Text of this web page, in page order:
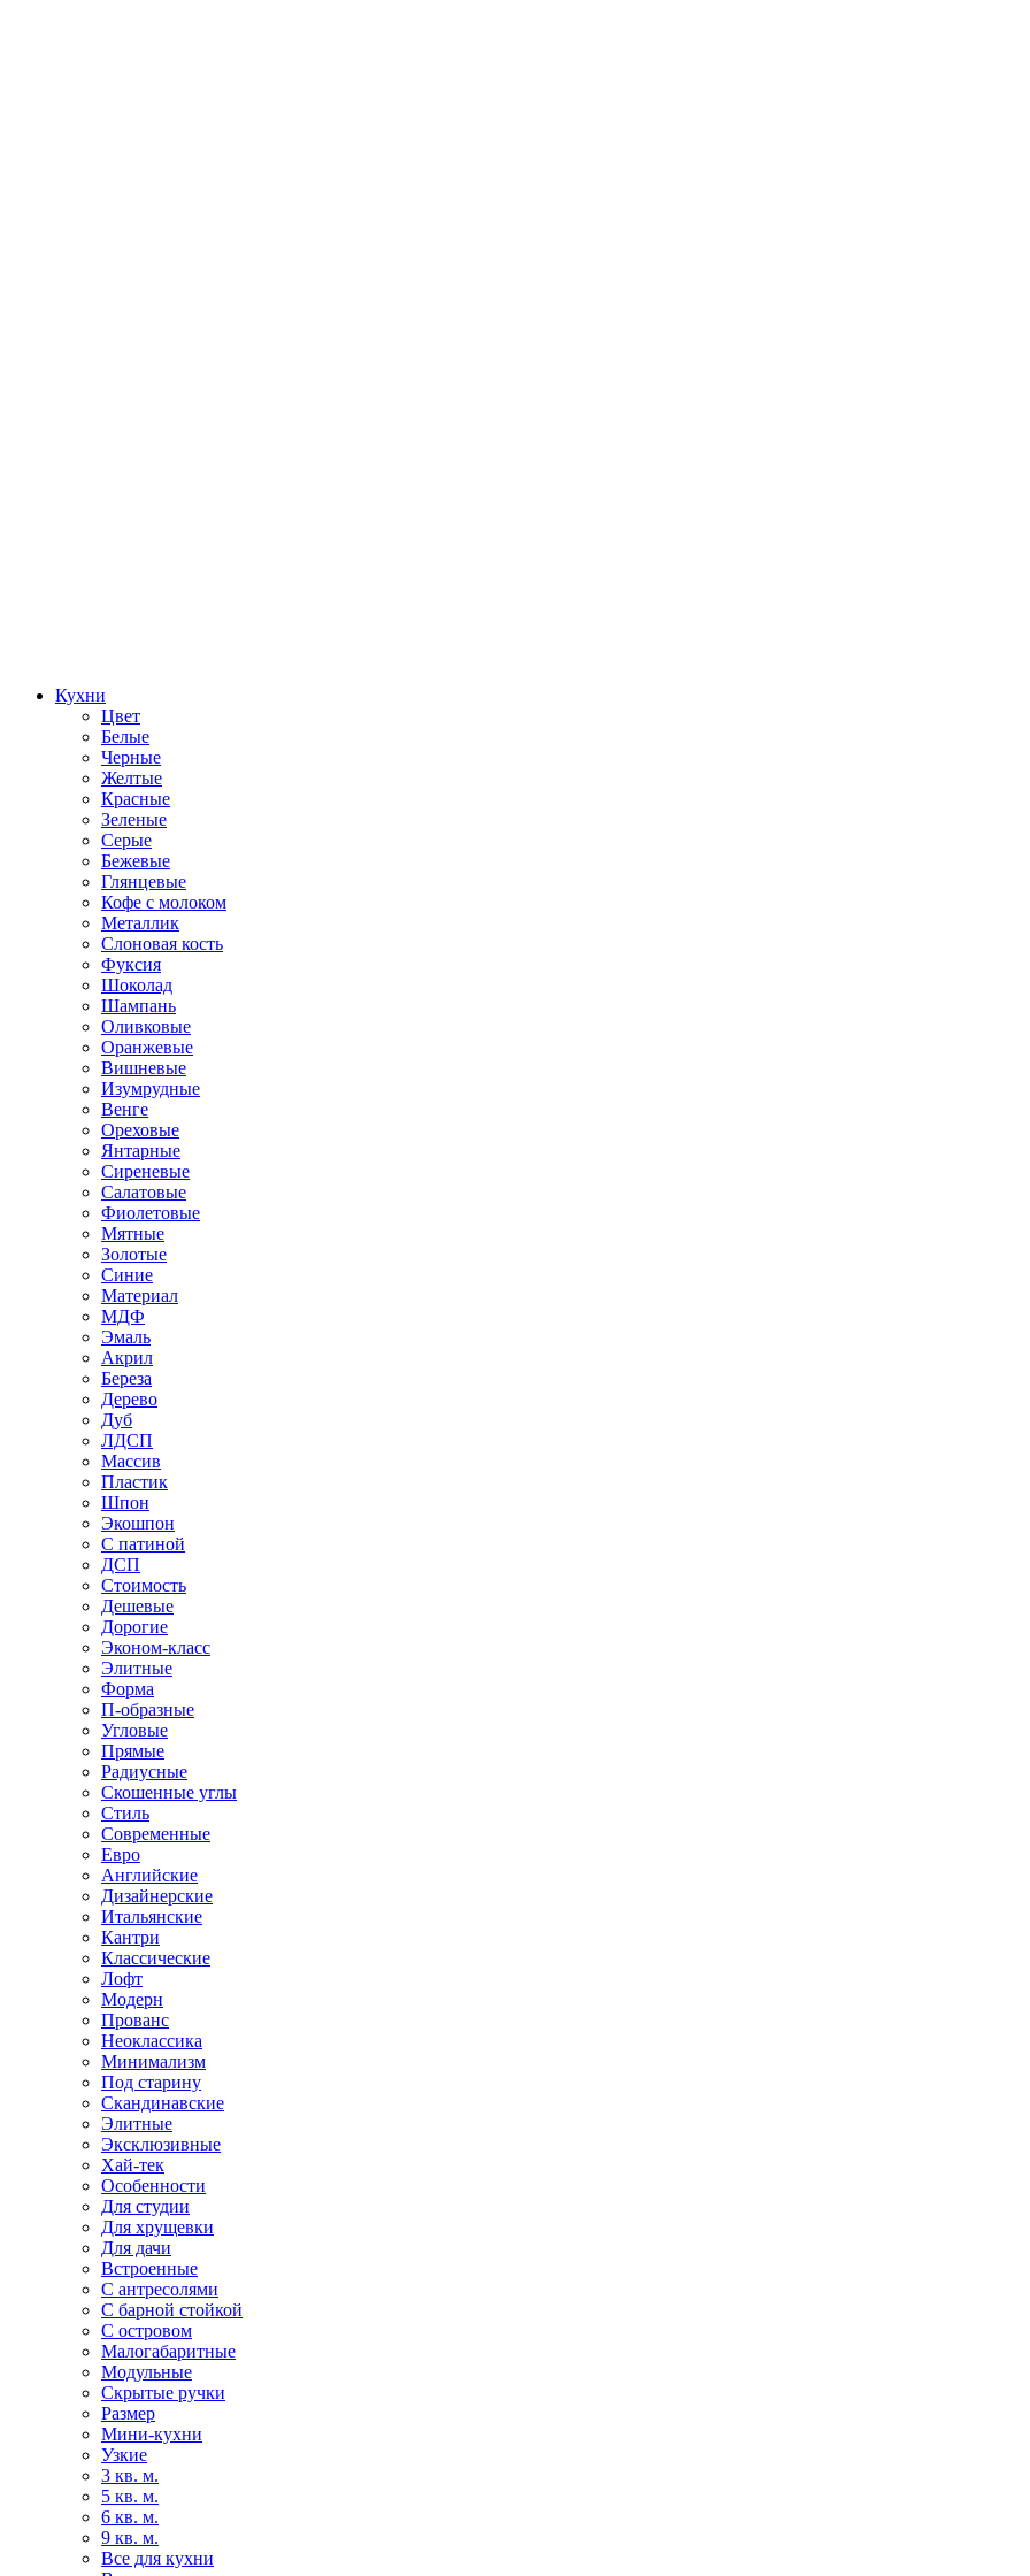
Кухни
Цвет
Белые
Черные
Желтые
Красные
Зеленые
Серые
Бежевые
Глянцевые
Кофе с молоком
Металлик
Слоновая кость
Фуксия
Шоколад
Шампань
Оливковые
Оранжевые
Вишневые
Изумрудные
Венге
Ореховые
Янтарные
Сиреневые
Салатовые
Фиолетовые
Мятные
Золотые
Синие
Материал
МДФ
Эмаль
Акрил
Береза
Дерево
Дуб
ЛДСП
Массив
Пластик
Шпон
Экошпон
С патиной
ДСП
Стоимость
Дешевые
Дорогие
Эконом-класс
Элитные
Форма
П-образные
Угловые
Прямые
Радиусные
Скошенные углы
Стиль
Современные
Евро
Английские
Дизайнерские
Итальянские
Кантри
Классические
Лофт
Модерн
Прованс
Неоклассика
Минимализм
Под старину
Скандинавские
Элитные
Эксклюзивные
Хай-тек
Особенности
Для студии
Для хрущевки
Для дачи
Встроенные
С антресолями
С барной стойкой
С островом
Малогабаритные
Модульные
Скрытые ручки
Размер
Мини-кухни
Узкие
3 кв. м.
5 кв. м.
6 кв. м.
9 кв. м.
Все для кухни